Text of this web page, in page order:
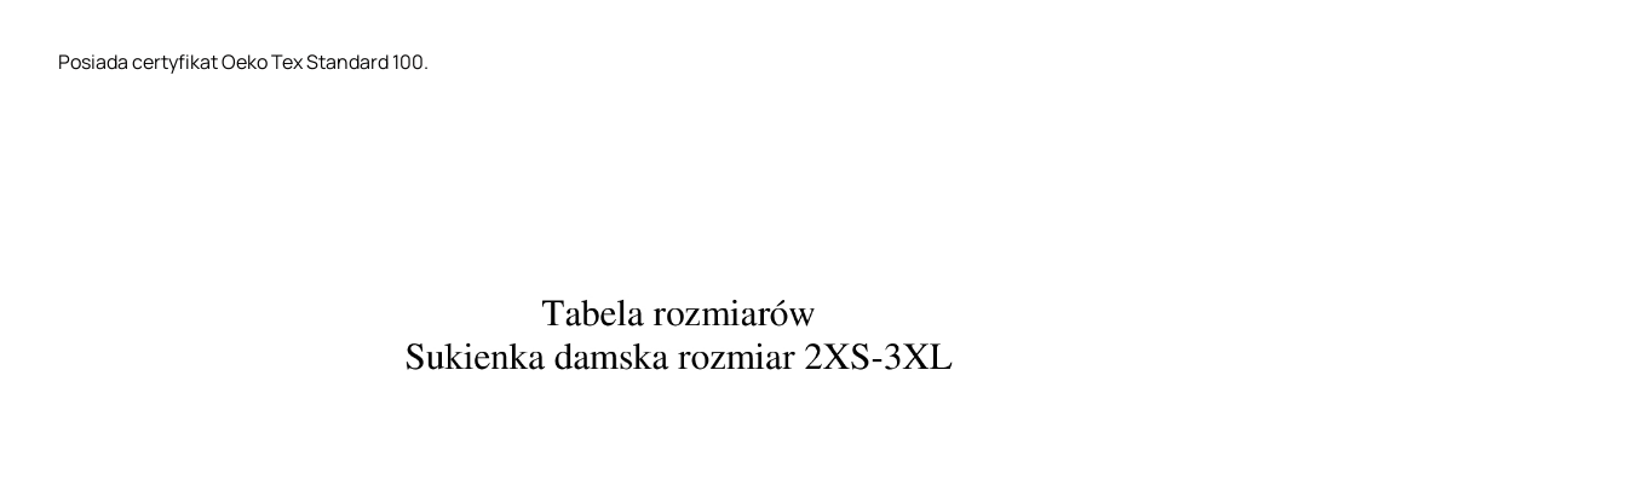
Posiada certyfikat Oeko Tex Standard 100.